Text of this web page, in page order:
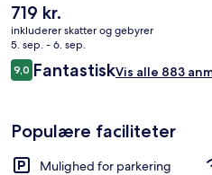
hjælpsomme personale og
bedømmelser fra rejsende.
Den
nuværende
pris
er
719 kr.
719 kr.
inkluderer skatter og gebyrer
5. sep. - 6. sep.
Anmeldelser
9,09,0 ud af 10.
FantastiskVis alle 883
Populære faciliteter
Mulighed for parkering